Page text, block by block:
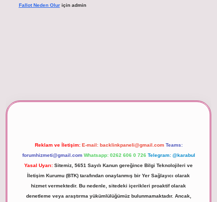
Fallot Neden Oluriçin admin
Reklam ve İletişim: E-mail: backlinkpaneli@gmail.com Teams:
forumhizmeti@gmail.com Whatsapp: 0262 606 0 726 Telegram: @karabul
Yasal Uyarı: Sitemiz, 5651 Sayılı Kanun gereğince Bilgi Teknolojileri ve
İletişim Kurumu (BTK) tarafından onaylanmış bir Yer Sağlayıcı olarak
hizmet vermektedir. Bu nedenle, sitedeki içerikleri proaktif olarak
denetleme veya araştırma yükümlülüğümüz bulunmamaktadır. Ancak,